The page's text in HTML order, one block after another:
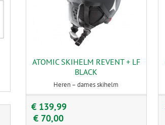
ATOMIC SKIHELM REVENT + LF
BLACK
Heren – dames skihelm
€ 139,99
€ 70,00